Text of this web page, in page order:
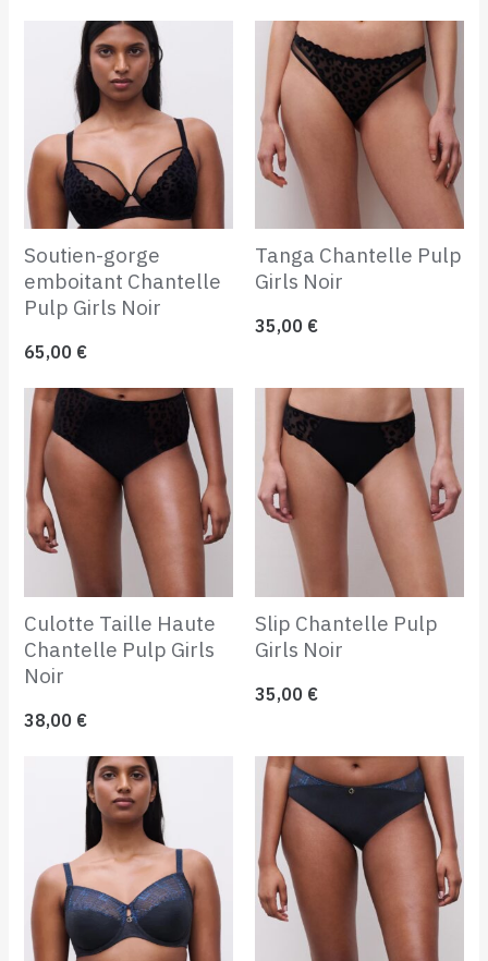
Soutien-gorge
emboitant Chantelle
Pulp Girls Noir
65,00 €
Tanga Chantelle Pulp
Girls Noir
35,00 €
Culotte Taille Haute
Chantelle Pulp Girls
Noir
38,00 €
Slip Chantelle Pulp
Girls Noir
35,00 €